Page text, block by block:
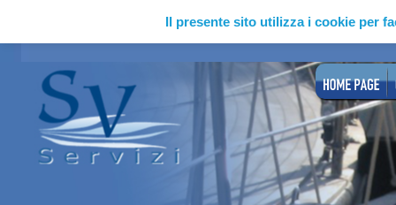
Il presente sito utilizza i cookie per